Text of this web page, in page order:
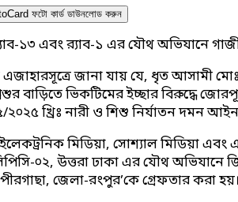
ফটো কার্ড ডাউনলোড করুন
১৩ এবং র‍্যাব-১ এর যৌথ অভিযানে
জানা যায় যে, ধৃত আসামী
বাড়িতে ভিকটিমের ইচ্ছার বিরুদ্ধে
খ্রিঃ নারী ও শিশু নির্যাতন দমন
ইলেকট্রনিক মিডিয়া, সোশ্যাল মিডিয়া
০২, উত্তরা ঢাকা এর যৌথ অভিযানে
জেলা-রংপুর’কে গ্রেফতার করা হয়।